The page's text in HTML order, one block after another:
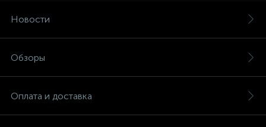
Новости
Обзоры
Оплата и доставка